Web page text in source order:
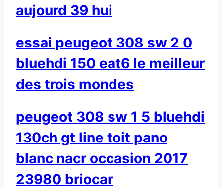
aujourd 39 hui
essai peugeot 308 sw 2 0
bluehdi 150 eat6 le meilleur
des trois mondes
peugeot 308 sw 1 5 bluehdi
130ch gt line toit pano
blanc nacr occasion 2017
23980 briocar